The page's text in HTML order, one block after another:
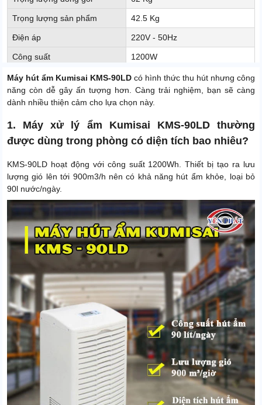
Trọng lượng sản phẩm 42.5 Kg
Điện áp 220V - 50Hz
Công suất 1200W
Xuất xứ Chính hãng
Máy hút ẩm Kumisai KMS-90LD có hình thức thu hút nhưng công
năng còn dễ gây ấn tượng hơn. Càng trải nghiệm, bạn sẽ càng
dành nhiều thiện cảm cho lựa chọn này.
1. Máy xử lý ẩm Kumisai KMS-90LD thường
được dùng trong phòng có diện tích bao nhiêu?
KMS-90LD hoạt động với công suất 1200Wh. Thiết bị tạo ra lưu
lượng gió lên tới 900m3/h nên có khả năng hút ẩm khỏe, loại bỏ
90l nước/ngày.